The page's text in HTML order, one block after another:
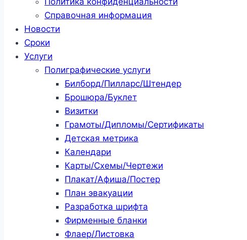
Справочная информация
Новости
Сроки
Услуги
Полиграфические услуги
Билборд/Пилларс/Штендер
Брошюра/Буклет
Визитки
Грамоты/Дипломы/Сертификаты
Детская метрика
Календари
Карты/Схемы/Чертежи
Плакат/Афиша/Постер
План эвакуации
Разработка шрифта
Фирменные бланки
Флаер/Листовка